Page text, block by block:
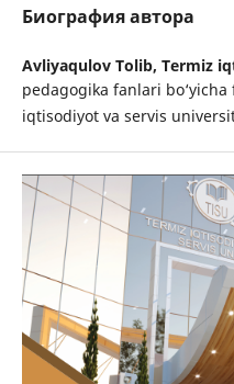
Биография автора
Avliyaqulov Tolib, Termiz
pedagogika fanlari
iqtisodiyot va servis